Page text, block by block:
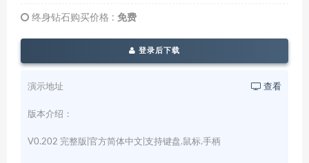
终身钻石购买价格 : 免费
登录后下载
演示地址 查看
版本介绍：
V0.202 完整版|官方简体中文|支持键盘.鼠标.手柄